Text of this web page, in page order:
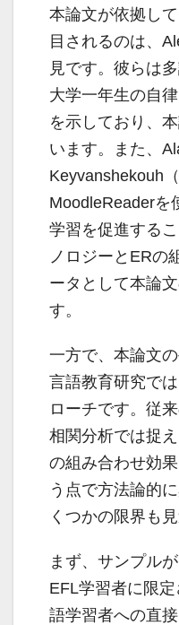
本論文が依拠し
目されるのは、
見です。彼らは
大学一年生の自
を示しており、
います。また、
Keyvanshekouh
MoodleReaderを
学習を促進する
ノロジーとERの
ータとして本論
す。
一方で、本論文
言語教育研究で
ローチです。従
相関分析では捉
の組み合わせ効
う点で方法論的
くつかの限界も
まず、サンプル
EFL学習者に限
語学習者への直